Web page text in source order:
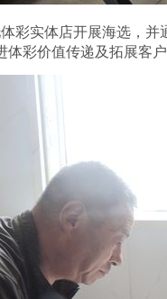
彩实体店开展海选，
体彩价值传递及拓展客